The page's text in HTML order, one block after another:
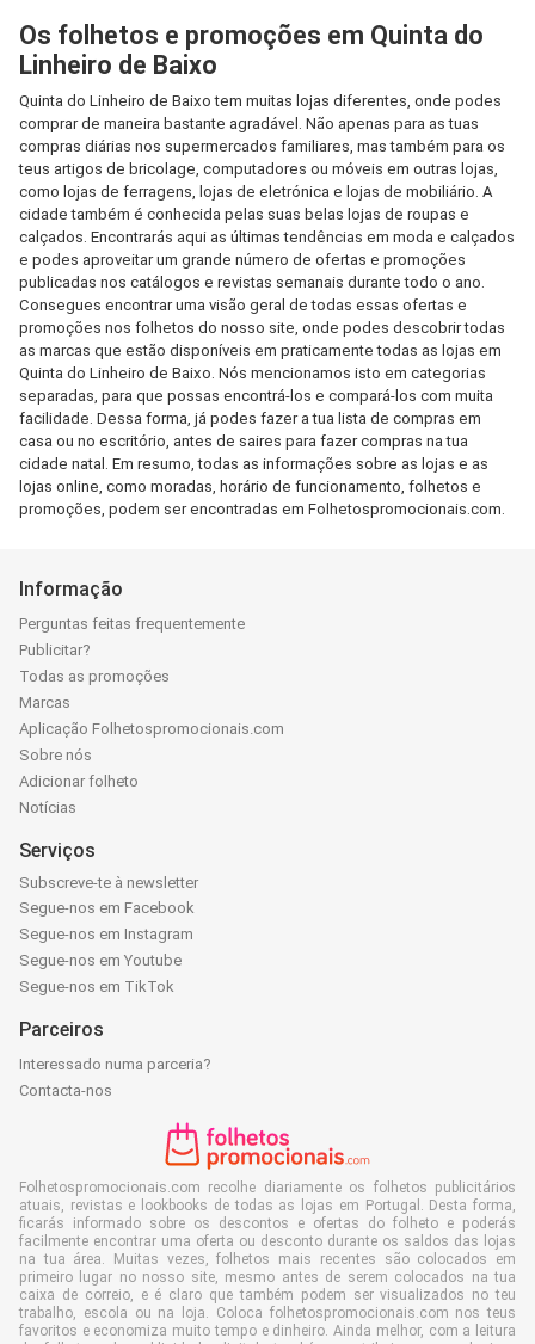
Os folhetos e promoções em Quinta do
Linheiro de Baixo
Quinta do Linheiro de Baixo tem muitas lojas diferentes, onde podes
comprar de maneira bastante agradável. Não apenas para as tuas
compras diárias nos supermercados familiares, mas também para os
teus artigos de bricolage, computadores ou móveis em outras lojas,
como lojas de ferragens, lojas de eletrónica e lojas de mobiliário. A
cidade também é conhecida pelas suas belas lojas de roupas e
calçados. Encontrarás aqui as últimas tendências em moda e calçados
e podes aproveitar um grande número de ofertas e promoções
publicadas nos catálogos e revistas semanais durante todo o ano.
Consegues encontrar uma visão geral de todas essas ofertas e
promoções nos folhetos do nosso site, onde podes descobrir todas
as marcas que estão disponíveis em praticamente todas as lojas em
Quinta do Linheiro de Baixo. Nós mencionamos isto em categorias
separadas, para que possas encontrá-los e compará-los com muita
facilidade. Dessa forma, já podes fazer a tua lista de compras em
casa ou no escritório, antes de saires para fazer compras na tua
cidade natal. Em resumo, todas as informações sobre as lojas e as
lojas online, como moradas, horário de funcionamento, folhetos e
promoções, podem ser encontradas em Folhetospromocionais.com.
Informação
Perguntas feitas frequentemente
Publicitar?
Todas as promoções
Marcas
Aplicação Folhetospromocionais.com
Sobre nós
Adicionar folheto
Notícias
Serviços
Subscreve-te à newsletter
Segue-nos em Facebook
Segue-nos em Instagram
Segue-nos em Youtube
Segue-nos em TikTok
Parceiros
Interessado numa parceria?
Contacta-nos
Folhetospromocionais.com recolhe diariamente os folhetos publicitários
atuais, revistas e lookbooks de todas as lojas em Portugal. Desta forma,
ficarás informado sobre os descontos e ofertas do folheto e poderás
facilmente encontrar uma oferta ou desconto durante os saldos das lojas
na tua área. Muitas vezes, folhetos mais recentes são colocados em
primeiro lugar no nosso site, mesmo antes de serem colocados na tua
caixa de correio, e é claro que também podem ser visualizados no teu
trabalho, escola ou na loja. Coloca folhetospromocionais.com nos teus
favoritos e economiza muito tempo e dinheiro. Ainda melhor, com a leitura